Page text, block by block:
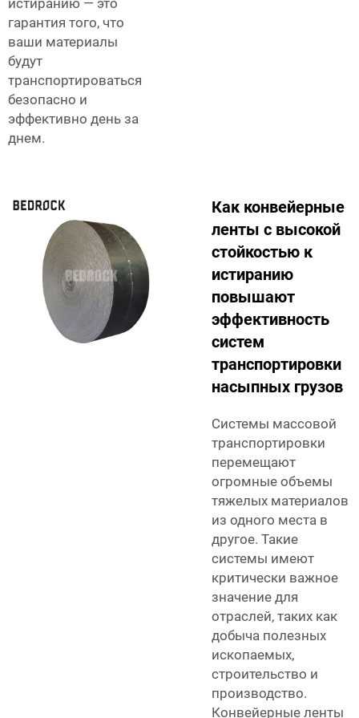
гарантия того, что
ваши материалы
будут
транспортироваться
безопасно и
эффективно день за
днем.
Как конвейерные
ленты с высокой
стойкостью к
истиранию
повышают
эффективность
систем
транспортировки
насыпных грузов
Системы массовой
транспортировки
перемещают
огромные объемы
тяжелых материалов
из одного места в
другое. Такие
системы имеют
критически важное
значение для
отраслей, таких как
добыча полезных
ископаемых,
строительство и
производство.
Конвейерные ленты